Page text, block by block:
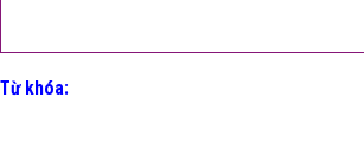
Từ khóa: